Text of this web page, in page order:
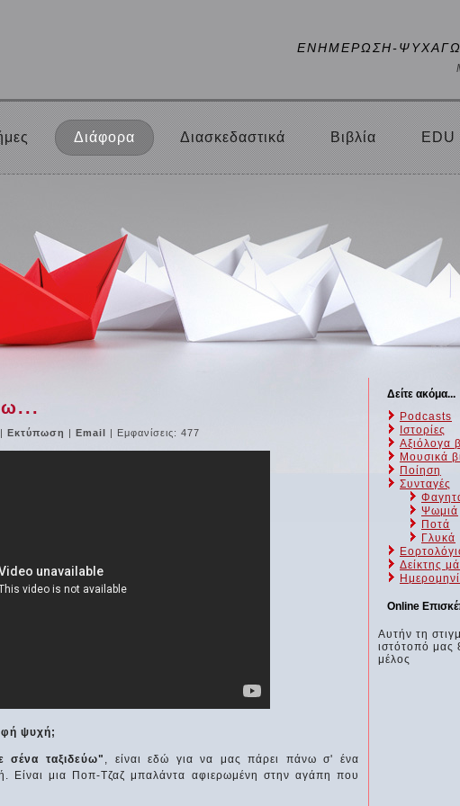
ΕΝΗΜΕΡΩΣΗ-
Διάφορα Διασκεδαστικά Βιβλία EDU
| Εκτύπωση | Email | Εμφανίσεις: 477
ψυχή;
σένα ταξιδεύω" , είναι εδώ για να μας πάρει πάνω σ' ένα
Είναι μια Ποπ-Τζαζ μπαλάντα αφιερωμένη στην αγάπη που
Δείτε ακόμα...
Podcasts
Ιστορίες
Αξιόλογα
Μουσικά
Ποίηση
Συνταγές
Ψωμιά
Ποτά
Γλυκά
Δείκτης
Online
Αυτήν τη
ιστότοπό μας
μέλος